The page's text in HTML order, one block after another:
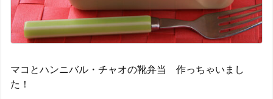
マコとハンニバル・チャオの靴弁当 作っちゃいまし
た！